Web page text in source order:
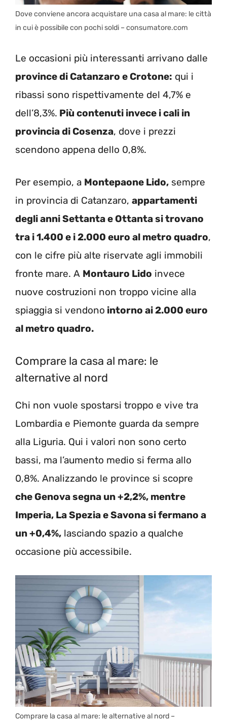
Dove conviene ancora acquistare una casa al mare: le città
in cui è possibile con pochi soldi – consumatore.com
Le occasioni più interessanti arrivano dalle
province di Catanzaro e Crotone: qui i
ribassi sono rispettivamente del 4,7% e
dell’8,3%. Più contenuti invece i cali in
provincia di Cosenza, dove i prezzi
scendono appena dello 0,8%.
Per esempio, a Montepaone Lido, sempre
in provincia di Catanzaro, appartamenti
degli anni Settanta e Ottanta si trovano
tra i 1.400 e i 2.000 euro al metro quadro,
con le cifre più alte riservate agli immobili
fronte mare. A Montauro Lido invece
nuove costruzioni non troppo vicine alla
spiaggia si vendono intorno ai 2.000 euro
al metro quadro.
Comprare la casa al mare: le
alternative al nord
Chi non vuole spostarsi troppo e vive tra
Lombardia e Piemonte guarda da sempre
alla Liguria. Qui i valori non sono certo
bassi, ma l’aumento medio si ferma allo
0,8%. Analizzando le province si scopre
che Genova segna un +2,2%, mentre
Imperia, La Spezia e Savona si fermano a
un +0,4%, lasciando spazio a qualche
occasione più accessibile.
Comprare la casa al mare: le alternative al nord –